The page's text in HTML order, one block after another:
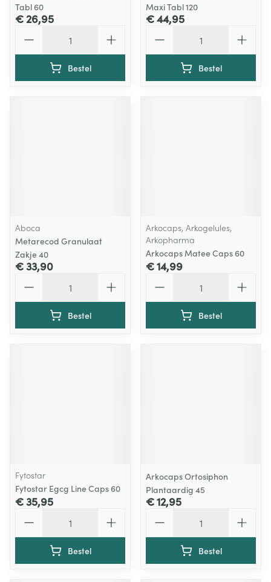
Tabl 60
€ 26,95
Bestel
Maxi Tabl 120
€ 44,95
Bestel
Aboca
Metarecod Granulaat
Zakje 40
€ 33,90
Bestel
Arkocaps, Arkogelules,
Arkopharma
Arkocaps Matee Caps 60
€ 14,99
Bestel
Fytostar
Fytostar Egcg Line Caps 60
€ 35,95
Bestel
Arkocaps Ortosiphon
Plantaardig 45
€ 12,95
Bestel